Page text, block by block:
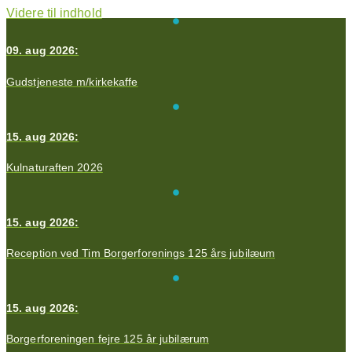
Videre til indhold
09. aug 2026:
Gudstjeneste m/kirkekaffe
15. aug 2026:
Kulnaturaften 2026
15. aug 2026:
Reception ved Tim Borgerforenings 125 års jubilæum
15. aug 2026:
Borgerforeningen fejre 125 år jubilærum